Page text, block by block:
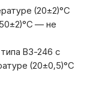
(20±2)°C
— не
ВЗ-246 с
(20±0,5)°C